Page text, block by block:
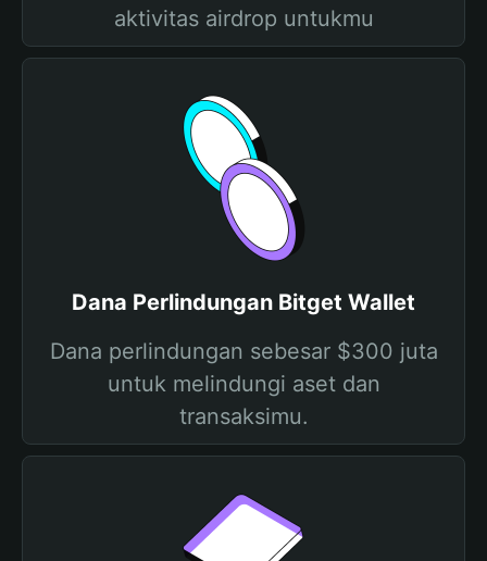
aktivitas airdrop untukmu
Dana Perlindungan Bitget Wallet
Dana perlindungan sebesar $300 juta
untuk melindungi aset dan
transaksimu.